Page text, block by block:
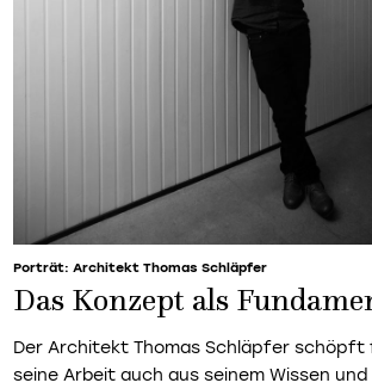
Porträt: Architekt Thomas Schläpfer
Das Konzept als
Der Architekt Thomas Schläpfer schöpft
seine Arbeit auch aus seinem Wissen und